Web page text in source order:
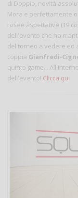
di Doppio, novità
Mora e perfettamente
rosee aspettative (19
dell'evento che ha
del torneo a vedere ed
coppia Gianfredi-
quinto game...
dell'evento! Clicca qui